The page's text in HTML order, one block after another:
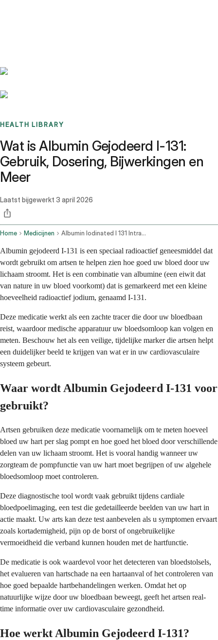
HEALTH LIBRARY
Wat is Albumin Gejodeerd I-131:
Gebruik, Dosering, Bijwerkingen en
Meer
Laatst bijgewerkt 3 april 2026
Home Medicijnen Albumin Iodinated I 131 Intravenous Route
Albumin gejodeerd I-131 is een speciaal radioactief geneesmiddel dat
wordt gebruikt om artsen te helpen zien hoe goed uw bloed door uw
lichaam stroomt. Het is een combinatie van albumine (een eiwit dat
van nature in uw bloed voorkomt) dat is gemarkeerd met een kleine
hoeveelheid radioactief jodium, genaamd I-131.
Deze medicatie werkt als een zachte tracer die door uw bloedbaan
reist, waardoor medische apparatuur uw bloedsomloop kan volgen en
meten. Beschouw het als een veilige, tijdelijke marker die artsen helpt
een duidelijker beeld te krijgen van wat er in uw cardiovasculaire
systeem gebeurt.
Waar wordt Albumin Gejodeerd I-131 voor
gebruikt?
Artsen gebruiken deze medicatie voornamelijk om te meten hoeveel
bloed uw hart per slag pompt en hoe goed het bloed door verschillende
delen van uw lichaam stroomt. Het is vooral handig wanneer uw
zorgteam de pompfunctie van uw hart moet begrijpen of uw algehele
bloedsomloop moet controleren.
Deze diagnostische tool wordt vaak gebruikt tijdens cardiale
bloedpoelimaging, een test die gedetailleerde beelden van uw hart in
actie maakt. Uw arts kan deze test aanbevelen als u symptomen ervaart
zoals kortademigheid, pijn op de borst of ongebruikelijke
vermoeidheid die verband kunnen houden met de hartfunctie.
De medicatie is ook waardevol voor het detecteren van bloedstolsels,
het evalueren van hartschade na een hartaanval of het controleren van
hoe goed bepaalde hartbehandelingen werken. Omdat het op
natuurlijke wijze door uw bloedbaan beweegt, geeft het artsen real-
time informatie over uw cardiovasculaire gezondheid.
Hoe werkt Albumin Gejodeerd I-131?